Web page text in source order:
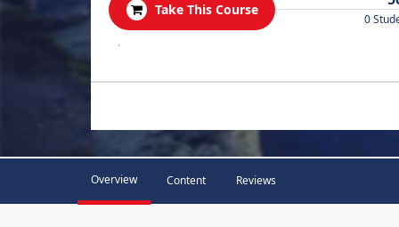
Take This Course
0
.
Overview Content Reviews